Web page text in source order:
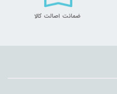
ضمانت اصالت کالا